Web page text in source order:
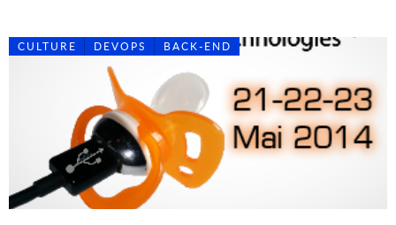
CULTURE DEVOPS BACK-END